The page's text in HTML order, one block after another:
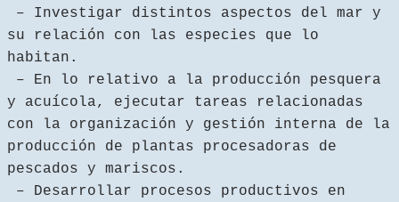
– Investigar distintos aspectos del mar y
su relación con las especies que lo
habitan.
– En lo relativo a la producción pesquera
y acuícola, ejecutar tareas relacionadas
con la organización y gestión interna de la
producción de plantas procesadoras de
pescados y mariscos.
– Desarrollar procesos productivos en